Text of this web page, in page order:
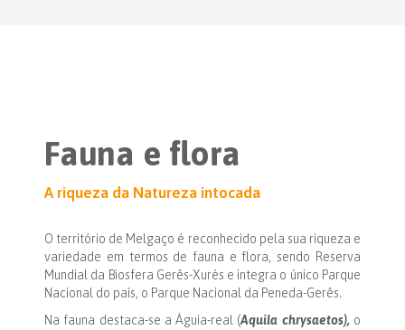
Fauna e flora
A riqueza da Natureza intocada
O território de Melgaço é reconhecido pela sua riqueza e
variedade em termos de fauna e flora, sendo Reserva
Mundial da Biosfera Gerês-Xurés e integra o único Parque
Nacional do país, o Parque Nacional da Peneda-Gerês.
Na fauna destaca-se a Águia-real (Aquila chrysaetos), o